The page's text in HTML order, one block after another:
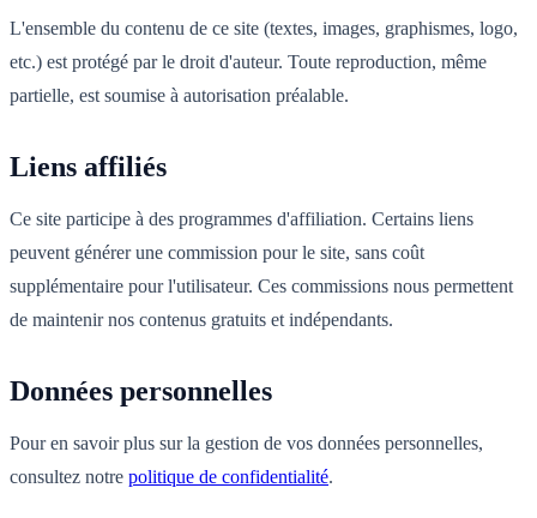
L'ensemble du contenu de ce site (textes, images, graphismes, logo,
etc.) est protégé par le droit d'auteur. Toute reproduction, même
partielle, est soumise à autorisation préalable.
Liens affiliés
Ce site participe à des programmes d'affiliation. Certains liens
peuvent générer une commission pour le site, sans coût
supplémentaire pour l'utilisateur. Ces commissions nous permettent
de maintenir nos contenus gratuits et indépendants.
Données personnelles
Pour en savoir plus sur la gestion de vos données personnelles,
consultez notre politique de confidentialité.